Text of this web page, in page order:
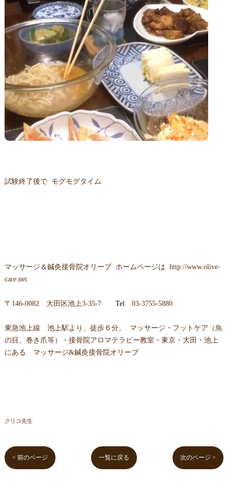
試験終了後で モグモグタイム
マッサージ＆鍼灸接骨院オリーブ ホームページは http://www.olive-
care.net
〒146-0082 大田区池上3-35-7Tel 03-3755-5880
東急池上線 池上駅より、徒歩６分。 マッサージ・フットケア（魚
の目、巻き爪等）・接骨院アロマテラピー教室・東京・大田・池上
にある マッサージ&鍼灸接骨院オリーブ
クリコ先生
< 前のページ 一覧に戻る 次のページ >